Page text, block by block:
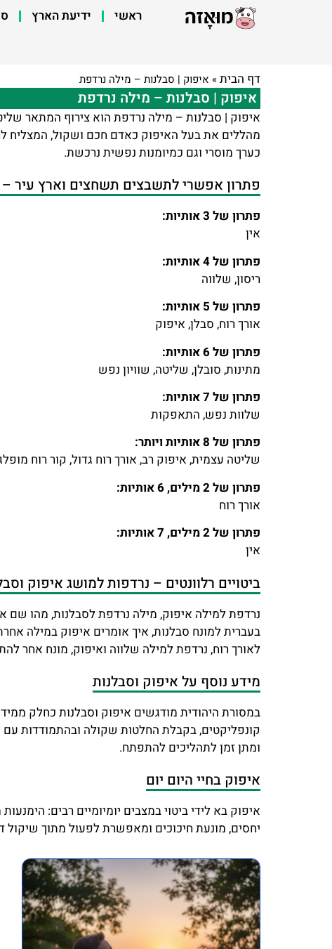
ראשי ידיעת הארץ
דף הבית» איפוק | סבלנות – מילה נרדפת
איפוק | סבלנות – מילה נרדפת
איפוק | סבלנות – מילה נרדפת הוא צירוף המתאר
מהללים את בעל האיפוק כאדם חכם ושקול, המצליח
כערך מוסרי וגם כמיומנות נפשית נרכשת.
פתרון אפשרי לתשבצים תשחצים וארץ עיר –
פתרון של 3 אותיות:
אין
פתרון של 4 אותיות:
ריסון, שלווה
פתרון של 5 אותיות:
אורך רוח, סבלן, איפוק
פתרון של 6 אותיות:
מתינות, סובלן, שליטה, שוויון נפש
פתרון של 7 אותיות:
שלוות נפש, התאפקות
פתרון של 8 אותיות ויותר:
שליטה עצמית, איפוק רב, אורך רוח גדול, קור רוח
פתרון של 2 מילים, 6 אותיות:
אורך רוח
פתרון של 2 מילים, 7 אותיות:
אין
ביטויים רלוונטים – נרדפות למושג איפוק
נרדפת למילה איפוק, מילה נרדפת לסבלנות, מהו שם
בעברית למונח סבלנות, איך אומרים איפוק במילה
לאורך רוח, נרדפת למילה שלווה ואיפוק, מונח אחר
מידע נוסף על איפוק וסבלנות
במסורת היהודית מודגשים איפוק וסבלנות כחלק
קונפליקטים, בקבלת החלטות שקולה ובהתמודדות
ומתן זמן לתהליכים להתפתח.
איפוק בחיי היום יום
איפוק בא לידי ביטוי במצבים יומיומיים רבים:
יחסים, מונעת חיכוכים ומאפשרת לפעול מתוך